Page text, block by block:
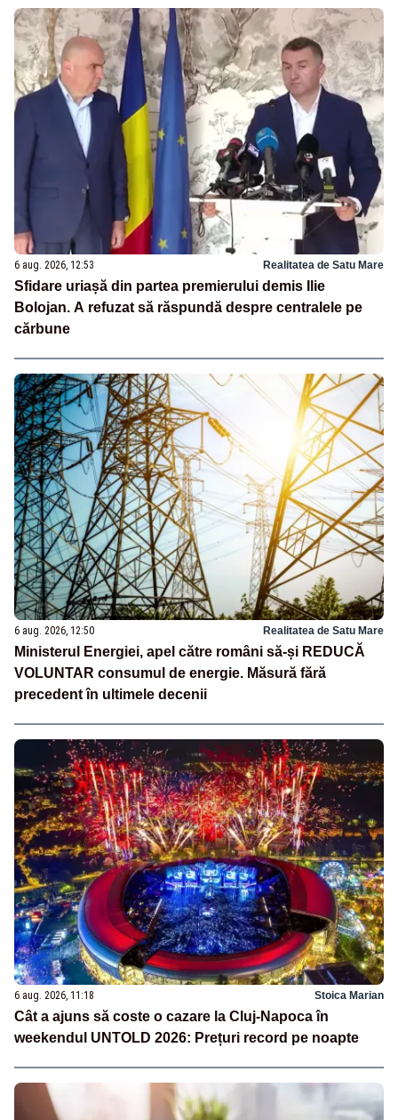
6 aug. 2026, 12:53 Realitatea de Satu Mare
Sfidare uriașă din partea premierului demis Ilie
Bolojan. A refuzat să răspundă despre centralele pe
cărbune
6 aug. 2026, 12:50 Realitatea de Satu Mare
Ministerul Energiei, apel către români să-și REDUCĂ
VOLUNTAR consumul de energie. Măsură fără
precedent în ultimele decenii
6 aug. 2026, 11:18 Stoica Marian
Cât a ajuns să coste o cazare la Cluj-Napoca în
weekendul UNTOLD 2026: Prețuri record pe noapte